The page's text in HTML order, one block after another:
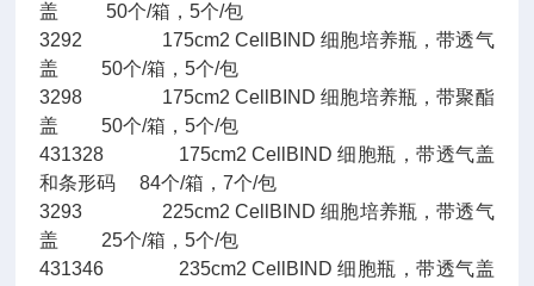
盖 50个/箱，5个/包
3292 175cm2 CellBIND 细胞培养瓶，带透气
盖 50个/箱，5个/包
3298 175cm2 CellBIND 细胞培养瓶，带聚酯
盖 50个/箱，5个/包
431328 175cm2 CellBIND 细胞瓶，带透气盖
和条形码 84个/箱，7个/包
3293 225cm2 CellBIND 细胞培养瓶，带透气
盖 25个/箱，5个/包
431346 235cm2 CellBIND 细胞瓶，带透气盖